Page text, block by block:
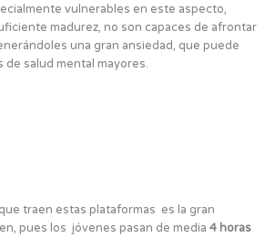
vulnerables en este aspecto,
madurez, no son capaces de afrontar
una gran ansiedad, que puede
de salud mental mayores.
traen estas plataformas es la gran
pues los jóvenes pasan de media 4 horas